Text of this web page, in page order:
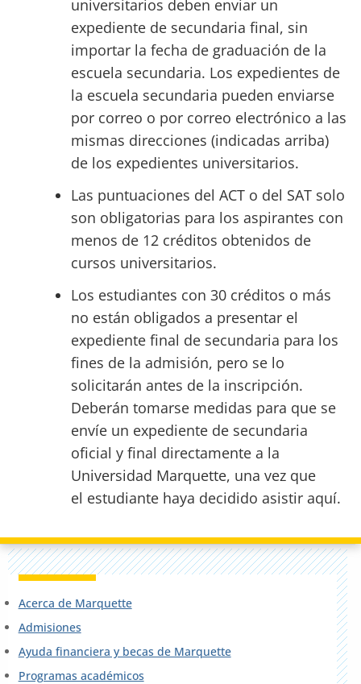
universitarios deben enviar un
expediente de secundaria final, sin
importar la fecha de graduación de la
escuela secundaria. Los expedientes de
la escuela secundaria pueden enviarse
por correo o por correo electrónico a las
mismas direcciones (indicadas arriba)
de los expedientes universitarios.
Las puntuaciones del ACT o del SAT solo
son obligatorias para los aspirantes con
menos de 12 créditos obtenidos de
cursos universitarios.
Los estudiantes con 30 créditos o más
no están obligados a presentar el
expediente final de secundaria para los
fines de la admisión, pero se lo
solicitarán antes de la inscripción.
Deberán tomarse medidas para que se
envíe un expediente de secundaria
oficial y final directamente a la
Universidad Marquette, una vez que
el estudiante haya decidido asistir aquí.
Acerca de Marquette
Admisiones
Ayuda financiera y becas de Marquette
Programas académicos